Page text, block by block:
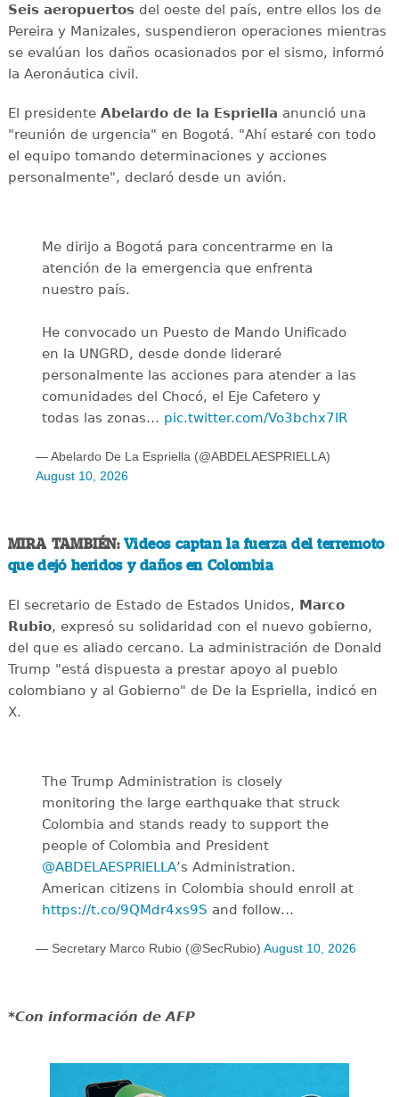
Seis aeropuertosdel oeste del país, entre ellos los de
Pereira y Manizales, suspendieron operaciones mientras
se evalúan los daños ocasionados por el sismo, informó
la Aeronáutica civil.
El presidente Abelardo de la Espriella anunció una
"reunión de urgencia" en Bogotá. "Ahí estaré con todo
el equipo tomando determinaciones y acciones
personalmente", declaró desde un avión.
Me dirijo a Bogotá para concentrarme en la
atención de la emergencia que enfrenta
nuestro país.
He convocado un Puesto de Mando Unificado
en la UNGRD, desde donde lideraré
personalmente las acciones para atender a las
comunidades del Chocó, el Eje Cafetero y
todas las zonas… pic.twitter.com/Vo3bchx7lR
— Abelardo De La Espriella (@ABDELAESPRIELLA)
August 10, 2026
MIRA TAMBIÉN:Videos captan la fuerza del terremoto
que dejó heridos y daños en Colombia
El secretario de Estado de Estados Unidos, Marco
Rubio, expresó su solidaridad con el nuevo gobierno,
del que es aliado cercano. La administración de Donald
Trump "está dispuesta a prestar apoyo al pueblo
colombiano y al Gobierno" de De la Espriella, indicó en
X.
The Trump Administration is closely
monitoring the large earthquake that struck
Colombia and stands ready to support the
people of Colombia and President
@ABDELAESPRIELLA’s Administration.
American citizens in Colombia should enroll at
https://t.co/9QMdr4xs9S and follow…
— Secretary Marco Rubio (@SecRubio) August 10, 2026
*Con información de AFP